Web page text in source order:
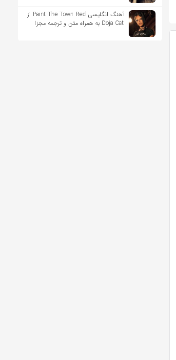
آهنگ انگلیسی Paint The Town Red از
Doja Cat به همراه متن و ترجمه مجزا